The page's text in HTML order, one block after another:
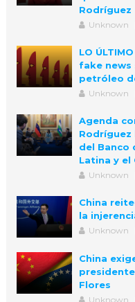
Rodríguez
Unknown
LO
fake news
petróleo
Unknown
Agenda
del Banco
Latina y el
Unknown
China
la
Unknown
China
Flores
Unknown